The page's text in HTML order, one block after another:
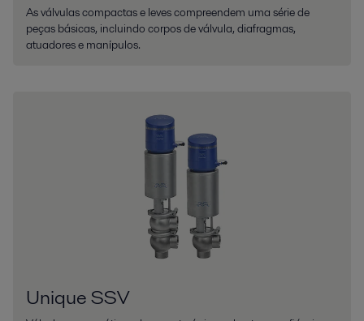
As válvulas compactas e leves compreendem uma série de
peças básicas, incluindo corpos de válvula, diafragmas,
atuadores e manípulos.
Unique SSV